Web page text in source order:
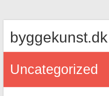
content
byggekunst.dk
Uncategorized